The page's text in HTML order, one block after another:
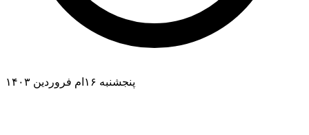
پنجشنبه ۱۶ام فروردین ۱۴۰۳